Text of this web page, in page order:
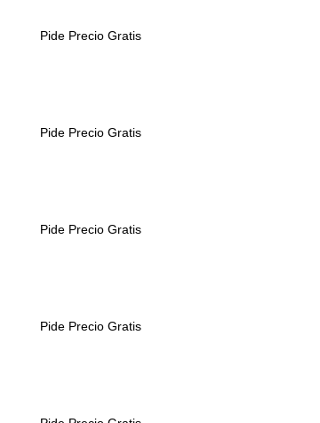
Pide Precio Gratis
Pide Precio Gratis
Pide Precio Gratis
Pide Precio Gratis